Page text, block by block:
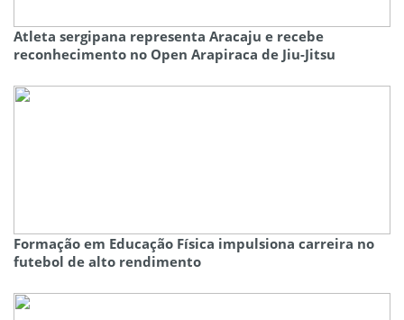
Atleta sergipana representa Aracaju e recebe
reconhecimento no Open Arapiraca de Jiu-Jitsu
Formação em Educação Física impulsiona carreira no
futebol de alto rendimento